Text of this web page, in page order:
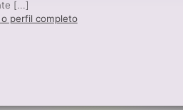
[...]
o perfil completo